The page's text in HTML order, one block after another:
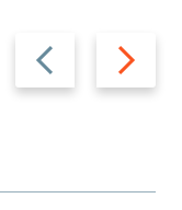
Назад Вперед